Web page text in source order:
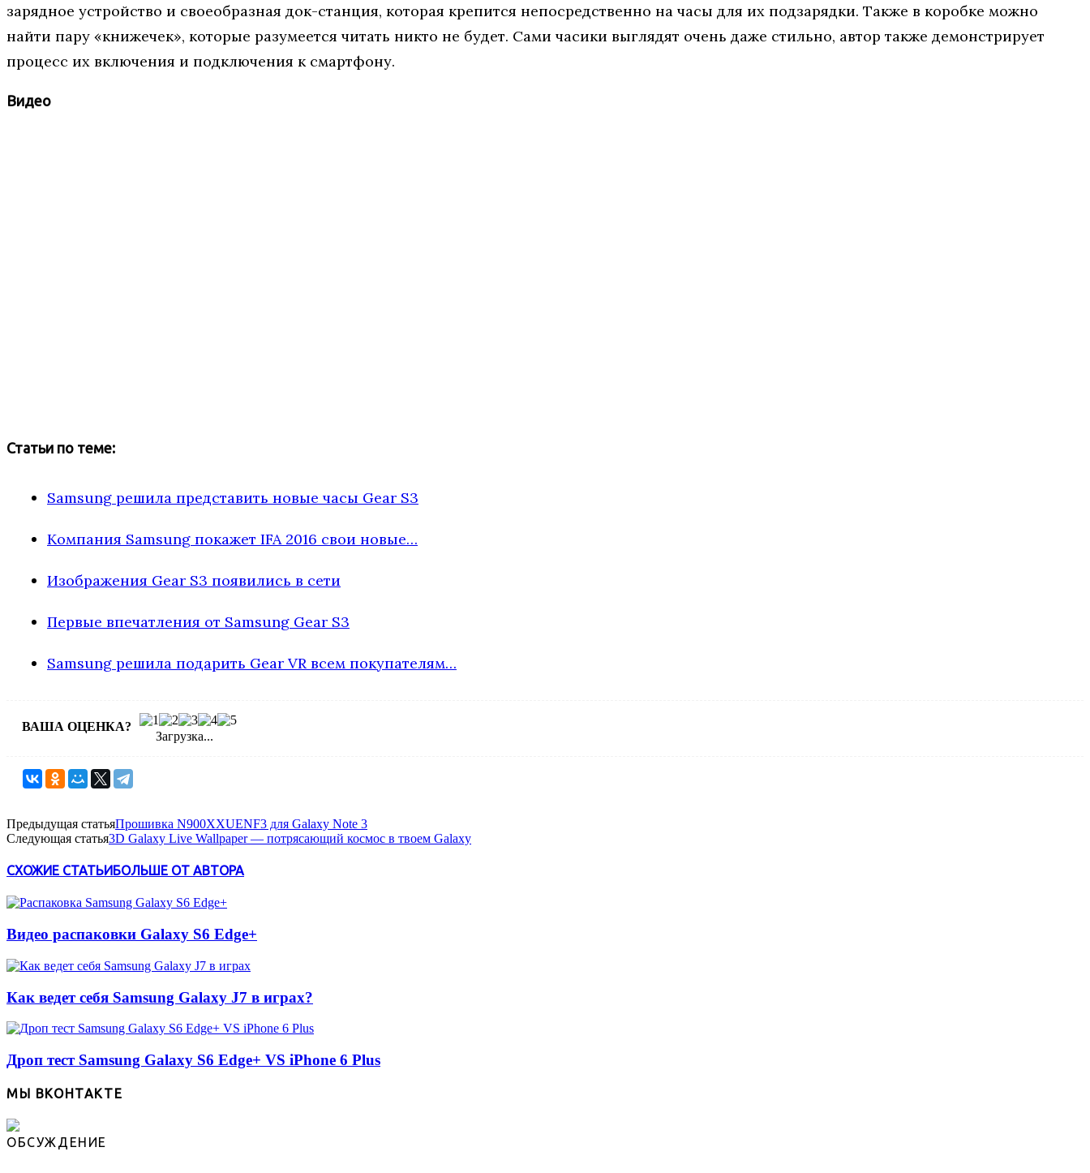
зарядное устройство и своеобразная док-станция, которая крепится непосредственно на часы для их подзарядки. Также в коробке можно
найти пару «книжечек», которые разумеется читать никто не будет. Сами часики выглядят очень даже стильно, автор также демонстрирует
процесс их включения и подключения к смартфону.
Видео
Статьи по теме:
Samsung решила представить новые часы Gear S3
Компания Samsung покажет IFA 2016 свои новые…
Изображения Gear S3 появились в сети
Первые впечатления от Samsung Gear S3
Samsung решила подарить Gear VR всем покупателям…
ВАША ОЦЕНКА?
Загрузка...
Предыдущая статьяПрошивка N900XXUENF3 для Galaxy Note 3
Следующая статья3D Galaxy Live Wallpaper — потрясающий космос в твоем Galaxy
СХОЖИЕ СТАТЬИБОЛЬШЕ ОТ АВТОРА
Видео распаковки Galaxy S6 Edge+
Как ведет себя Samsung Galaxy J7 в играх?
Дроп тест Samsung Galaxy S6 Edge+ VS iPhone 6 Plus
МЫ ВКОНТАКТЕ
ОБСУЖДЕНИЕ